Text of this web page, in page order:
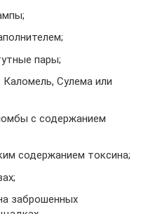
пары;
Сулема или
с содержанием
содержанием токсина;
заброшенных